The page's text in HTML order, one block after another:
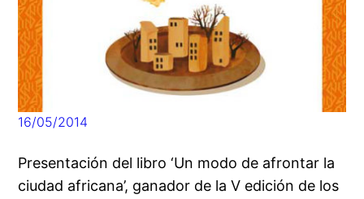
16/05/2014
Presentación del libro ‘Un modo de afrontar la
ciudad africana’, ganador de la V edición de los